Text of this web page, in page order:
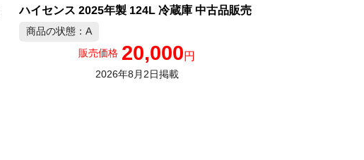
ハイセンス 2025年製 124L 冷蔵庫 中古品販売
商品の状態：A
販売価格 20,000円
2026年8月2日掲載